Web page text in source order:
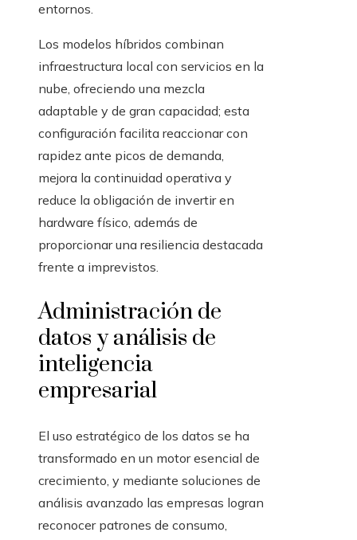
entornos.
Los modelos híbridos combinan
infraestructura local con servicios en la
nube, ofreciendo una mezcla
adaptable y de gran capacidad; esta
configuración facilita reaccionar con
rapidez ante picos de demanda,
mejora la continuidad operativa y
reduce la obligación de invertir en
hardware físico, además de
proporcionar una resiliencia destacada
frente a imprevistos.
Administración de
datos y análisis de
inteligencia
empresarial
El uso estratégico de los datos se ha
transformado en un motor esencial de
crecimiento, y mediante soluciones de
análisis avanzado las empresas logran
reconocer patrones de consumo,